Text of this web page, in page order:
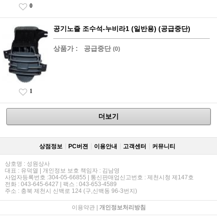
0
공기노즐 조수석-누비라1 (일반용) (공급중단)
상품가 : 공급중단 (0)
1
더보기
상점정보 PC버젼 이용안내 고객센터 커뮤니티
상호명 : 성원상사
대표 : 유덕열 | 개인정보 보호 책임자 : 김남영
사업자등록번호 :304-05-66855 | 통신판매업신고번호 : 제천시청 제147호
전화 : 043-645-6427 | 팩스 : 043-653-4589
주소 : 충북 제천시 신백로 124 (구,신백동 96-3번지)
이용약관| 개인정보처리방침